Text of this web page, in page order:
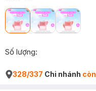
Số lượng:
328/337 Chi nhánh